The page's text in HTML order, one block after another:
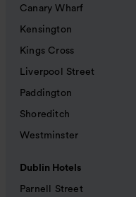
Canary Wharf
Kensington
Kings Cross
Liverpool Street
Paddington
Shoreditch
Westminster
Dublin Hotels
Parnell Street